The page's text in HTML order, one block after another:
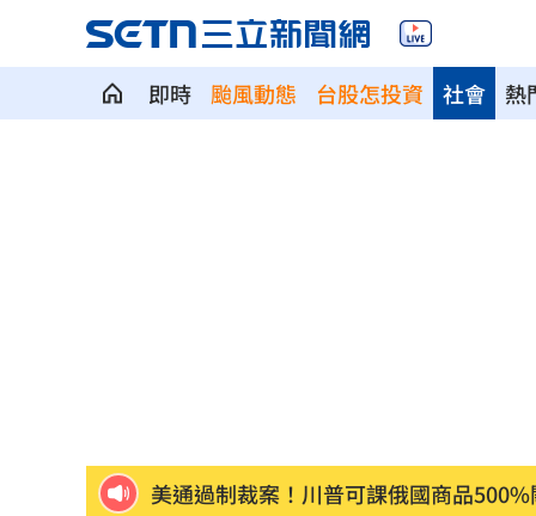
即時 颱風動態 台股怎投資 熱
社會
慈濟遭詐10億 AIT突發文打擊詐騙網笑
新北爆警匪追逐…轟4槍射3輪！破窗逮
日本銀髮族瘋工作 逾4成想做到80歲